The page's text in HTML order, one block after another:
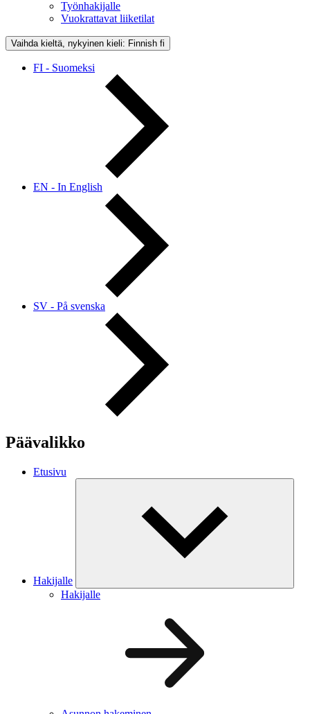
Työnhakijalle
Vuokrattavat liiketilat
Vaihda kieltä, nykyinen kieli: Finnish fi
FI - Suomeksi
EN - In English
SV - På svenska
Päävalikko
Etusivu
Hakijalle
Hakijalle